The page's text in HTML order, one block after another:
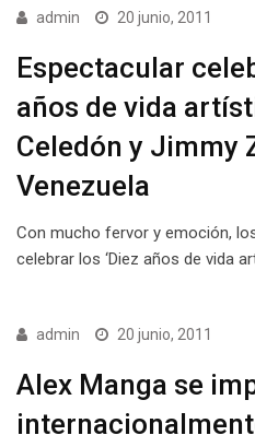
admin 20 junio, 2011
Espectacular
años de vida
Celedón y Jimmy
Venezuela
Con mucho fervor y emoción,
celebrar los ‘Diez años de vida
admin 20 junio, 2011
Alex Manga se